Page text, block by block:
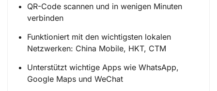
QR-Code scannen und in wenigen Minuten
verbinden
Funktioniert mit den wichtigsten lokalen
Netzwerken: China Mobile, HKT, CTM
Unterstützt wichtige Apps wie WhatsApp,
Google Maps und WeChat